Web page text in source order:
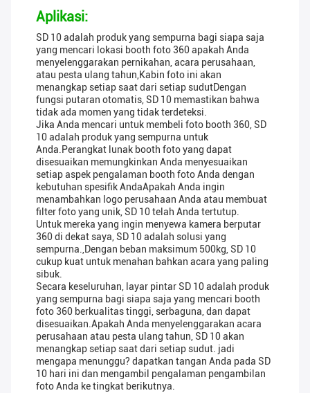
Aplikasi:
SD 10 adalah produk yang sempurna bagi siapa saja
yang mencari lokasi booth foto 360 apakah Anda
menyelenggarakan pernikahan, acara perusahaan,
atau pesta ulang tahun,Kabin foto ini akan
menangkap setiap saat dari setiap sudutDengan
fungsi putaran otomatis, SD 10 memastikan bahwa
tidak ada momen yang tidak terdeteksi.
Jika Anda mencari untuk membeli foto booth 360, SD
10 adalah produk yang sempurna untuk
Anda.Perangkat lunak booth foto yang dapat
disesuaikan memungkinkan Anda menyesuaikan
setiap aspek pengalaman booth foto Anda dengan
kebutuhan spesifik AndaApakah Anda ingin
menambahkan logo perusahaan Anda atau membuat
filter foto yang unik, SD 10 telah Anda tertutup.
Untuk mereka yang ingin menyewa kamera berputar
360 di dekat saya, SD 10 adalah solusi yang
sempurna.,Dengan beban maksimum 500kg, SD 10
cukup kuat untuk menahan bahkan acara yang paling
sibuk.
Secara keseluruhan, layar pintar SD 10 adalah produk
yang sempurna bagi siapa saja yang mencari booth
foto 360 berkualitas tinggi, serbaguna, dan dapat
disesuaikan.Apakah Anda menyelenggarakan acara
perusahaan atau pesta ulang tahun, SD 10 akan
menangkap setiap saat dari setiap sudut. jadi
mengapa menunggu? dapatkan tangan Anda pada SD
10 hari ini dan mengambil pengalaman pengambilan
foto Anda ke tingkat berikutnya.